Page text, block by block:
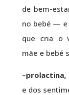
de bem-
no bebé — e
que cria o
mãe e bebé
–prolactina,
e dos